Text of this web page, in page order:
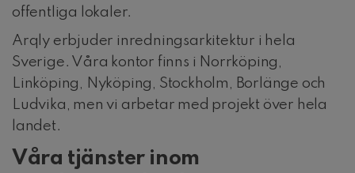
offentliga lokaler.
Arqly erbjuder inredningsarkitektur i hela
Sverige. Våra kontor finns i Norrköping,
Linköping, Nyköping, Stockholm, Borlänge och
Ludvika, men vi arbetar med projekt över hela
landet.
Våra tjänster inom